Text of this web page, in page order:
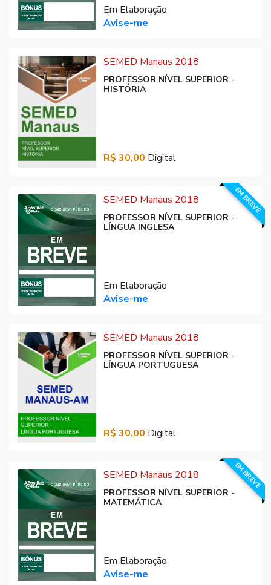
Em Elaboração
Avise-me
SEMED Manaus 2018
PROFESSOR NÍVEL SUPERIOR -
HISTÓRIA
R$ 30,00 Digital
EM BREVE
SEMED Manaus 2018
PROFESSOR NÍVEL SUPERIOR -
LÍNGUA INGLESA
Em Elaboração
Avise-me
SEMED Manaus 2018
PROFESSOR NÍVEL SUPERIOR -
LÍNGUA PORTUGUESA
R$ 30,00 Digital
EM BREVE
SEMED Manaus 2018
PROFESSOR NÍVEL SUPERIOR -
MATEMÁTICA
Em Elaboração
Avise-me